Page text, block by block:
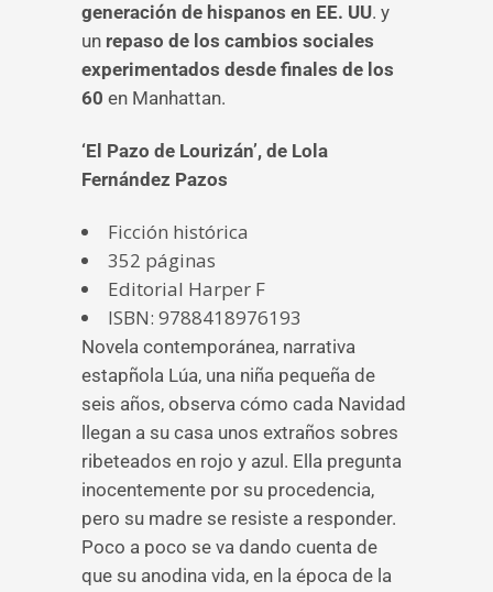
generación de hispanos en EE. UU. y
un repaso de los cambios sociales
experimentados desde finales de los
60 en Manhattan.
‘El Pazo de Lourizán’, de Lola
Fernández Pazos
Ficción histórica
352 páginas
Editorial Harper F
ISBN: 9788418976193
Novela contemporánea, narrativa
estapñola Lúa, una niña pequeña de
seis años, observa cómo cada Navidad
llegan a su casa unos extraños sobres
ribeteados en rojo y azul. Ella pregunta
inocentemente por su procedencia,
pero su madre se resiste a responder.
Poco a poco se va dando cuenta de
que su anodina vida, en la época de la